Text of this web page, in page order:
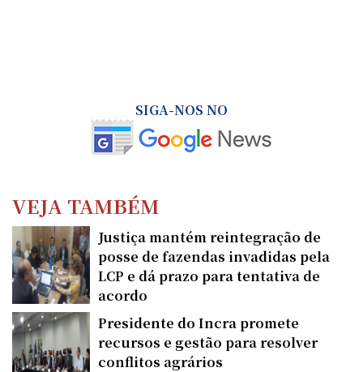
SIGA-NOS NO
VEJA TAMBÉM
Justiça mantém reintegração de
posse de fazendas invadidas pela
LCP e dá prazo para tentativa de
acordo
Presidente do Incra promete
recursos e gestão para resolver
conflitos agrários